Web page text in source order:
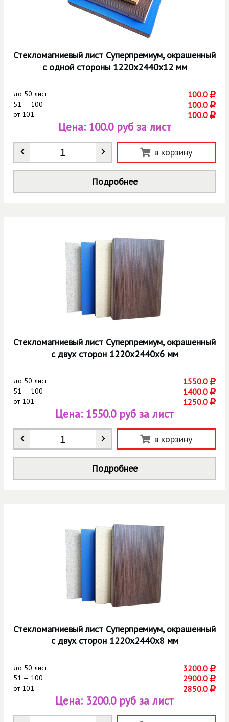
Стекломагниевый лист Суперпремиум, окрашенный
с одной стороны 1220х2440х12 мм
до 50 лист 100.0
51 — 100 100.0
от101 100.0
Количество
Цена: 100.0 руб за лист
в корзину
Подробнее
Стекломагниевый лист Суперпремиум, окрашенный
с двух сторон 1220х2440х6 мм
до 50 лист 1550.0
51 — 100 1400.0
от101 1250.0
Количество
Цена: 1550.0 руб за лист
в корзину
Подробнее
Стекломагниевый лист Суперпремиум, окрашенный
с двух сторон 1220х2440х8 мм
до 50 лист 3200.0
51 — 100 2900.0
от101 2850.0
Цена: 3200.0 руб за лист